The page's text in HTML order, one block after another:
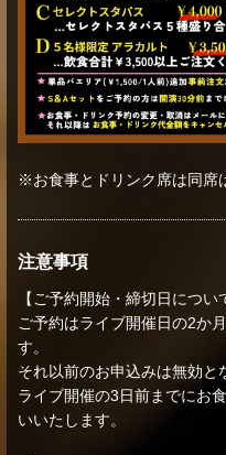
※お食事とドリンク席は同席
注意事項
【ご予約開始・締切日につい
ご予約はライブ開催日の2か
す。
それ以前のお申込みは無効と
ライブ開催の3日前までにお
いいたします。